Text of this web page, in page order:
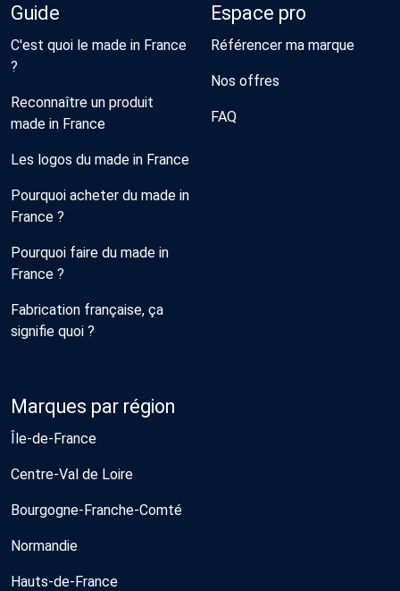
Guide
C'est quoi le made in France
?
Reconnaître un produit
made in France
Les logos du made in France
Pourquoi acheter du made in
France ?
Pourquoi faire du made in
France ?
Fabrication française, ça
signifie quoi ?
Espace pro
Référencer ma marque
Nos offres
FAQ
Marques par région
Île-de-France
Centre-Val de Loire
Bourgogne-Franche-Comté
Normandie
Hauts-de-France